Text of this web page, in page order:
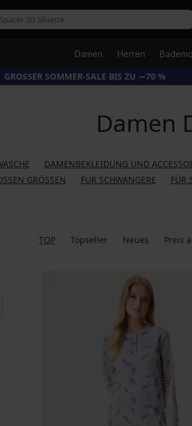
Damen Herren
GROSSER SOMMER-SALE BIS ZU −70 %
Damen
DAMENBEKLEIDUNG UND
GRÖSSEN FÜR SCHWANGERE FÜR
TOP Topseller Neues Preis